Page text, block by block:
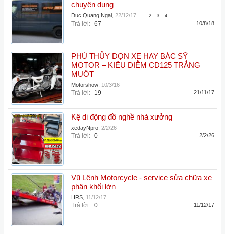
chuyên dụng
Duc Quang Ngai 22/12/17 ... 2 3 4
Trả lời: 67 10/8/18
PHÙ THỦY DỌN XE HAY BÁC SỸ
MOTOR – KIỀU DIỄM CD125 TRẮNG
MUỐT
Motorshow 10/3/16
Trả lời: 19 21/11/17
Kệ di động đồ nghề nhà xưởng
xedayNpro 2/2/26
Trả lời: 0 2/2/26
Vũ Lệnh Motorcycle - service sửa chữa xe
phân khối lớn
HRS 11/12/17
Trả lời: 0 11/12/17